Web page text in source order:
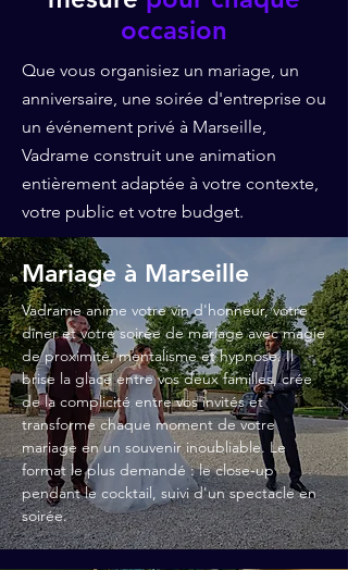
occasion
Que vous organisiez un mariage, un
anniversaire, une soirée d'entreprise ou
un événement privé à Marseille,
Vadrame construit une animation
entièrement adaptée à votre contexte,
votre public et votre budget.
Mariage à Marseille
Vadrame anime votre vin d'honneur, votre
dîner et votre soirée de mariage avec magie
de proximité, mentalisme et hypnose. Il
brise la glace entre vos deux familles, crée
de la complicité entre vos invités et
transforme chaque moment de votre
mariage en un souvenir inoubliable. Le
format le plus demandé : le close-up
pendant le cocktail, suivi d'un spectacle en
soirée.